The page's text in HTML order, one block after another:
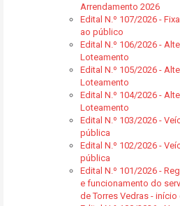
Arrendamento 2026
Edital N.º 107/2026 -
ao público
Edital N.º 106/2026 -
Loteamento
Edital N.º 105/2026 -
Loteamento
Edital N.º 104/2026 -
Loteamento
Edital N.º 103/2026 -
pública
Edital N.º 102/2026 -
pública
Edital N.º 101/2026 -
e funcionamento do
de Torres Vedras -